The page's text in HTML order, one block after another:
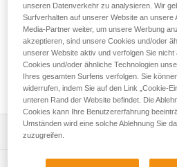
Ersatzclips für die Helme PANGA
Diese Clips ermöglichen, eine
Kopfband an dem Helm
Fordern dieses Teil bei
Leistungsverzeichnis
Kompatibel mit den Helmen
unseren Datenverkehr zu analysieren. Wir
Surfverhalten auf unserer Website an unsere
Media-Partner weiter, um unsere Werbung
akzeptieren, sind unsere Cookies und/oder
unserer Website aktiv und verfolgen Sie
Cookies und/oder ähnliche Technologien
Ihres gesamten Surfens verfolgen. Sie
widerrufen, indem Sie auf den Link „Cookie-
unteren Rand der Website befindet. Die
Cookies kann Ihre Benutzererfahrung
Umständen wird eine solche Ablehnung Sie
zuzugreifen.